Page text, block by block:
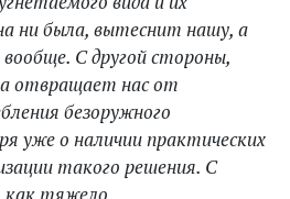
ни была, вытеснит нашу, а
С другой стороны,
отвращает нас от
безоружного
уже о наличии практических
такого решения. С